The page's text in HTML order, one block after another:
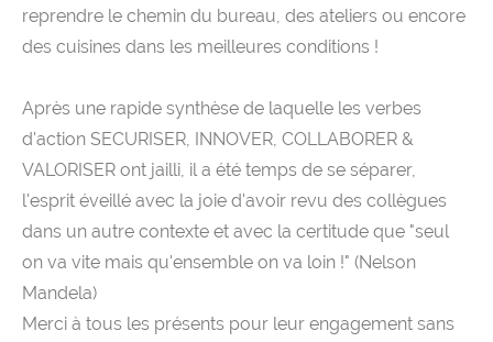
reprendre le chemin du bureau, des ateliers ou encore
des cuisines dans les meilleures conditions !
Après une rapide synthèse de laquelle les verbes
d'action SECURISER, INNOVER, COLLABORER &
VALORISER ont jailli, il a été temps de se séparer,
l'esprit éveillé avec la joie d'avoir revu des collègues
dans un autre contexte et avec la certitude que "seul
on va vite mais qu'ensemble on va loin !" (Nelson
Mandela)
Merci à tous les présents pour leur engagement sans